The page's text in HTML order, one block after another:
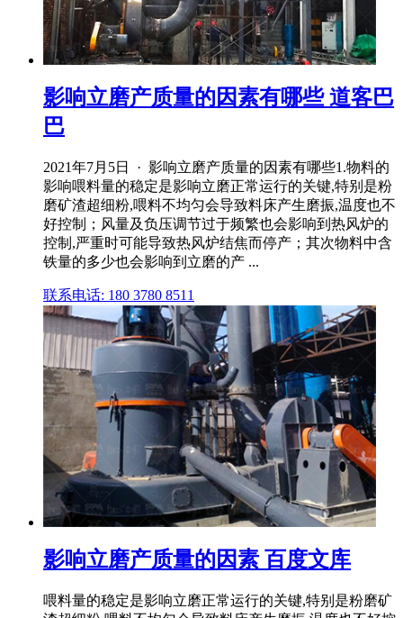
影响立磨产质量的因素有哪些 道客巴
巴
2021年7月5日 · 影响立磨产质量的因素有哪些1.物料的
影响喂料量的稳定是影响立磨正常运行的关键,特别是粉
磨矿渣超细粉,喂料不均匀会导致料床产生磨振,温度也不
好控制；风量及负压调节过于频繁也会影响到热风炉的
控制,严重时可能导致热风炉结焦而停产；其次物料中含
铁量的多少也会影响到立磨的产 ...
联系电话: 180 3780 8511
影响立磨产质量的因素 百度文库
喂料量的稳定是影响立磨正常运行的关键,特别是粉磨矿